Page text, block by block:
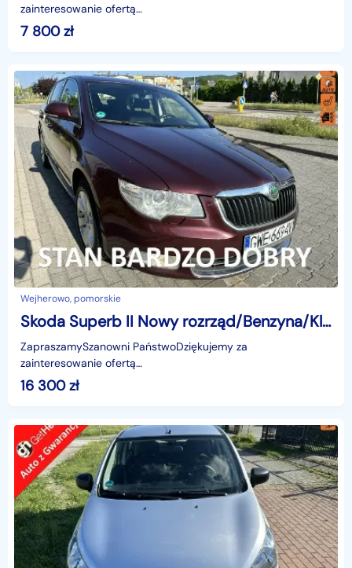
zainteresowanie ofertą
AutazEuropejskichSalonow.pl.czynne:pn-pt 9-18.sob 10-15.
Parkuje w Wejherowo,ul. Orzeszkowej 10,
7 800zł
Wejherowo, pomorskie
Skoda Superb II Nowy rozrząd/Benzyna/Klimatronik/Podg. fotele/Fotele z pamięcią/Isof
ZapraszamySzanowni PaństwoDziękujemy za
zainteresowanie ofertą
AutazEuropejskichSalonow.pl.czynne:pn-pt 9-18.sob 10-15.
16 300zł